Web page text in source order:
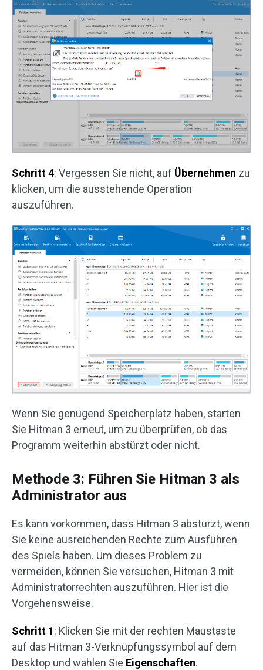
Schritt 4: Vergessen Sie nicht, auf Übernehmen zu
klicken, um die ausstehende Operation
auszuführen.
Wenn Sie genügend Speicherplatz haben, starten
Sie Hitman 3 erneut, um zu überprüfen, ob das
Programm weiterhin abstürzt oder nicht.
Methode 3: Führen Sie Hitman 3 als
Administrator aus
Es kann vorkommen, dass Hitman 3 abstürzt, wenn
Sie keine ausreichenden Rechte zum Ausführen
des Spiels haben. Um dieses Problem zu
vermeiden, können Sie versuchen, Hitman 3 mit
Administratorrechten auszuführen. Hier ist die
Vorgehensweise.
Schritt 1: Klicken Sie mit der rechten Maustaste
auf das Hitman 3-Verknüpfungssymbol auf dem
Desktop und wählen Sie Eigenschaften.